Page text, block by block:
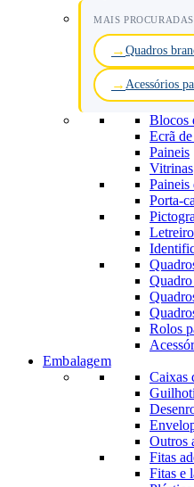
MAIS PROCURADAS
Quadros
Acessórios
Blocos
Ecrã
Paineis
Vitrinas
Paineis
Porta-
Rolos
Embalagem
Caixas
Outros
Fitas
Fitas e